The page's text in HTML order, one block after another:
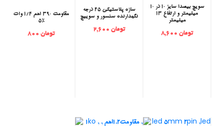
مقاومت 390 اهم 1/4 وات
5%
تومان 800
‫سازه پلاستیکی 45 درجه
نگهدارنده سنسور و سوییچ
تومان 2,600
‫سویچ بیصدا سایز 10 در 10
میلیمتر و ارتفاع 13
میلیمتر
تومان 8,600